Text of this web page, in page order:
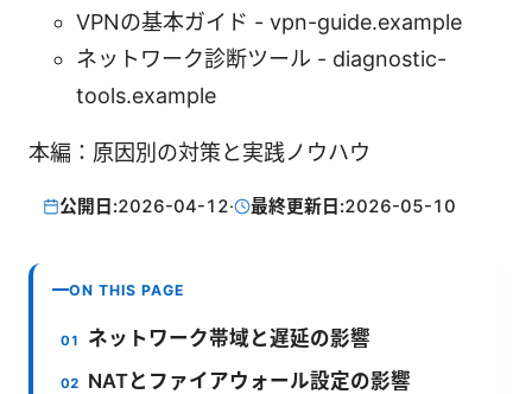
VPNの基本ガイド - vpn-guide.example
ネットワーク診断ツール - diagnostic-
tools.example
本編：原因別の対策と実践ノウハウ
公開日:2026-04-12· 最終更新日:2026-05-10
ON THIS PAGE
ネットワーク帯域と遅延の影響
NATとファイアウォール設定の影響